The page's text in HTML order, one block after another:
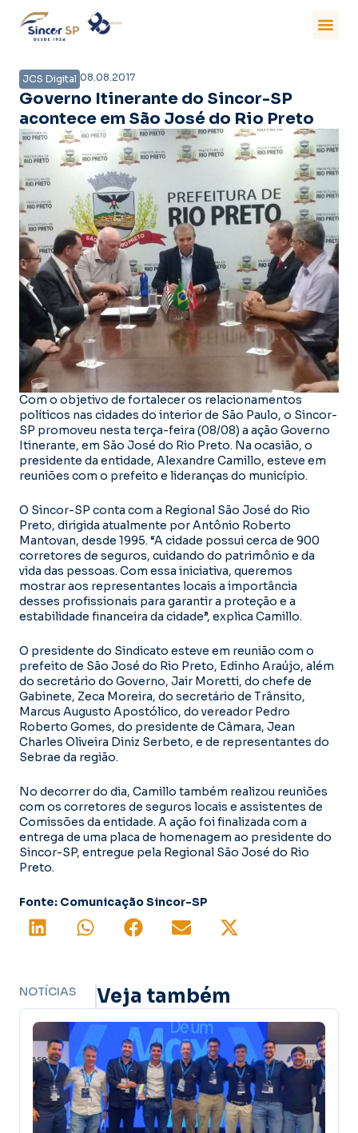
JCS Digital 08.08.2017
Governo Itinerante do Sincor-SP
acontece em São José do Rio Preto
Com o objetivo de fortalecer os relacionamentos
políticos nas cidades do interior de São Paulo, o Sincor-
SP promoveu nesta terça-feira (08/08) a ação Governo
Itinerante, em São José do Rio Preto. Na ocasião, o
presidente da entidade, Alexandre Camillo, esteve em
reuniões com o prefeito e lideranças do município.
O Sincor-SP conta com a Regional São José do Rio
Preto, dirigida atualmente por Antônio Roberto
Mantovan, desde 1995. “A cidade possui cerca de 900
corretores de seguros, cuidando do patrimônio e da
vida das pessoas. Com essa iniciativa, queremos
mostrar aos representantes locais a importância
desses profissionais para garantir a proteção e a
estabilidade financeira da cidade”, explica Camillo.
O presidente do Sindicato esteve em reunião com o
prefeito de São José do Rio Preto, Edinho Araújo, além
do secretário do Governo, Jair Moretti, do chefe de
Gabinete, Zeca Moreira, do secretário de Trânsito,
Marcus Augusto Apostólico, do vereador Pedro
Roberto Gomes, do presidente de Câmara, Jean
Charles Oliveira Diniz Serbeto, e de representantes do
Sebrae da região.
No decorrer do dia, Camillo também realizou reuniões
com os corretores de seguros locais e assistentes de
Comissões da entidade. A ação foi finalizada com a
entrega de uma placa de homenagem ao presidente do
Sincor-SP, entregue pela Regional São José do Rio
Preto.
Fonte: Comunicação Sincor-SP
NOTÍCIAS Veja também